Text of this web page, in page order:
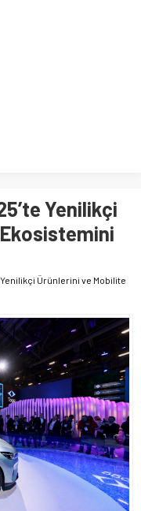
Yenilikçi
Yenilikçi Ürünlerini ve Mobilite